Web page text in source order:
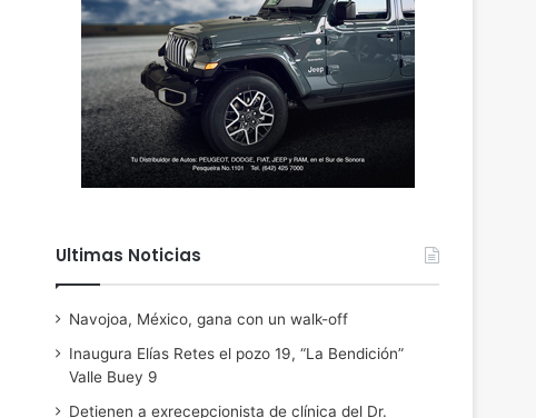
Ultimas Noticias
Navojoa, México, gana con un walk-off
Inaugura Elías Retes el pozo 19, “La Bendición”
Valle Buey 9
Detienen a exrecepcionista de clínica del Dr.